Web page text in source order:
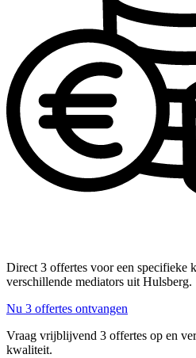
Direct 3 offertes voor een specifieke
verschillende mediators uit Hulsberg.
Nu 3 offertes ontvangen
Vraag vrijblijvend 3 offertes op en
kwaliteit.